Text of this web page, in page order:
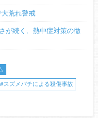
荒れ警戒
が続く、熱中症対策の徹
#スズメバチによる殺傷事故